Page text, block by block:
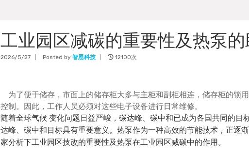
工业园区减碳的重要性及热泵的
2026/5/27 Posted by 智恩科技 12100次
为了便于储存，市面上的储存柜大多与主柜和副柜相连，储存柜的锁
控制。因此，工作人员必须对这些电子设备进行日常维修。
随着全球气候 变化问题日益严峻，碳达峰、碳中和已成为各国共同的目
达峰、碳中和目标具有重要意义。热泵作为一种高效的节能技术，正逐
家分析下工业园区技改的重要性及热泵在工业园区减碳中的作用。